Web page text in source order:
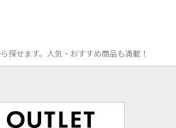
探せます。人気・おすすめ商品も満載！